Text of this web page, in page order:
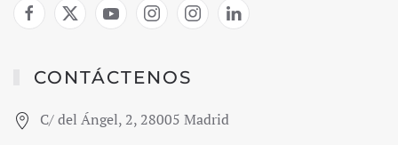
CONTÁCTENOS
C/ del Ángel, 2, 28005 Madrid